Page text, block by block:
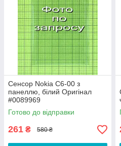
Сенсор Nokia C6-00 з
панеллю, білий Оригінал
#0089969
Готово до відправки
261 ₴ 580 ₴